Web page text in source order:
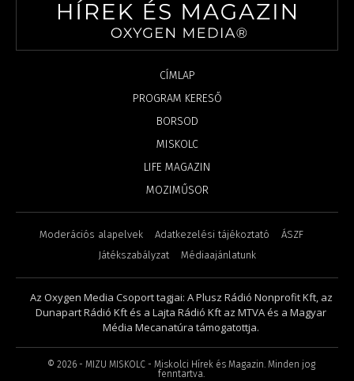
CÍMLAP
PROGRAM KERESŐ
BORSOD
MISKOLC
LIFE MAGAZIN
MOZIMŰSOR
Moderációs alapelvek Adatkezelési tájékoztató
ÁSZF
Játékszabályzat
Médiaajánlatunk
Az Oxygen Media Csoport tagjai: A Plusz Rádió Nonprofit Kft, az
Dunapart Rádió Kft és a Lajta Rádió Kft az MTVA és a Magyar
Média Mecanatúra támogatottja.
© 2026- MIZU MISKOLC - Miskolci Hírek és Magazin. Minden jog
fenntartva.